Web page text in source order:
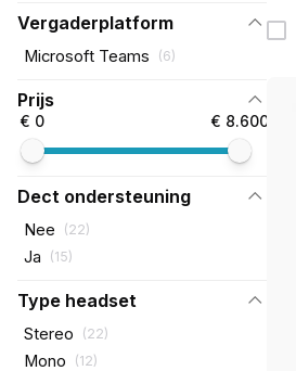
Vergaderplatform
Microsoft Teams (6)
Prijs
€ 0 € 8.600
Dect ondersteuning
Nee (22)
Ja (15)
Type headset
Stereo (22)
Mono (12)